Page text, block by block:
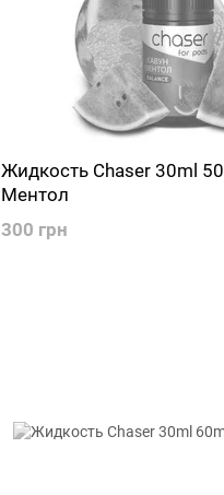
Жидкость Chaser 30ml
Ментол
300 грн